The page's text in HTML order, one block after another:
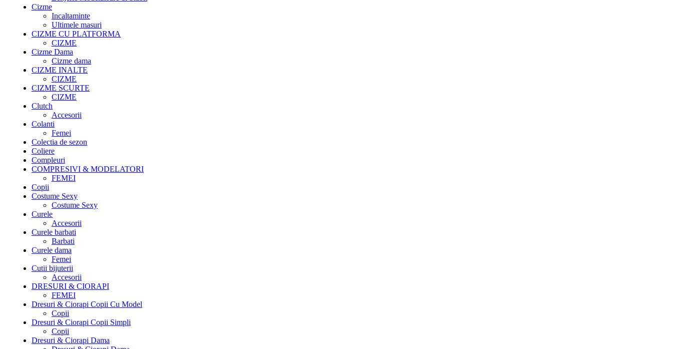
Cizme
Incaltaminte
Ultimele masuri
CIZME CU PLATFORMA
CIZME
Cizme Dama
Cizme dama
CIZME INALTE
CIZME
CIZME SCURTE
CIZME
Clutch
Accesorii
Colanti
Femei
Colectia de sezon
Coliere
Compleuri
COMPRESIVI & MODELATORI
FEMEI
Copii
Costume Sexy
Costume Sexy
Curele
Accesorii
Curele barbati
Barbati
Curele dama
Femei
Cutii bijuterii
Accesorii
DRESURI & CIORAPI
FEMEI
Dresuri & Ciorapi Copii Cu Model
Copii
Dresuri & Ciorapi Copii Simpli
Copii
Dresuri & Ciorapi Dama